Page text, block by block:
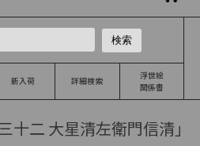
新入荷 詳細検索
浮世絵
関係書
二 大星清左衛門信清」